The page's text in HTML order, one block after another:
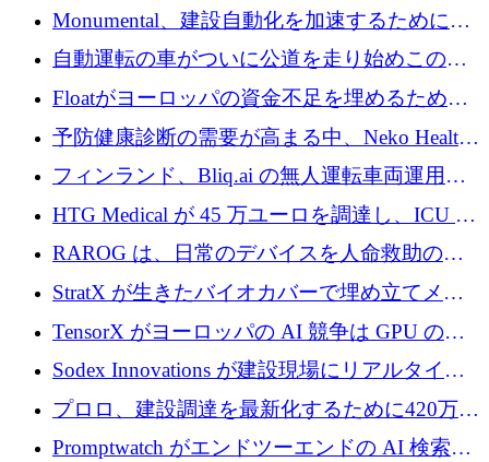
ー交換ネットワークを構築している
Monumental、建設自動化を加速するためにシ
リーズ B で 3,200 万ドルを確保
自動運転の車がついに公道を走り始めこの国
が世界をリードしようとしている
Floatがヨーロッパの資金不足を埋めるために
シリーズAで450万ユーロを調達
予防健康診断の需要が高まる中、Neko Health
が 7 億ドルを調達
フィンランド、Bliq.ai の無人運転車両運用を
認可
HTG Medical が 45 万ユーロを調達し、ICU の
尿モニタリングを自動化するための MDR 認
証を獲得
RAROG は、日常のデバイスを人命救助の救
助ビーコンに変えるために 16 万 2,000 ユーロ
StratX が生きたバイオカバーで埋め立てメタ
ン対策に 119 万ドルを調達
TensorX がヨーロッパの AI 競争は GPU の所
有者によって決まると考える理由
Sodex Innovations が建設現場にリアルタイム
のインテリジェンスをもたらすために 400 万
ユーロを確保
プロロ、建設調達を最新化するために420万ポ
ンドを調達
Promptwatch がエンドツーエンドの AI 検索最